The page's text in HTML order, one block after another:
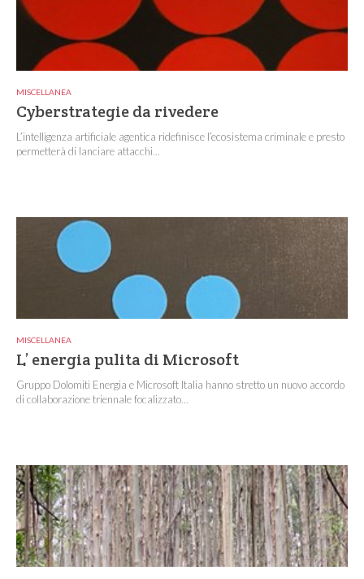
MISCELLANEA
Cyberstrategie da rivedere
L’intelligenza artificiale agentica ridefinisce l’ecosistema criminale e presto
permetterà di lanciare attacchi...
MISCELLANEA
L’ energia pulita di Microsoft
Gruppo Dolomiti Energia e Microsoft Italia hanno stretto un nuovo accordo
di collaborazione triennale focalizzato...